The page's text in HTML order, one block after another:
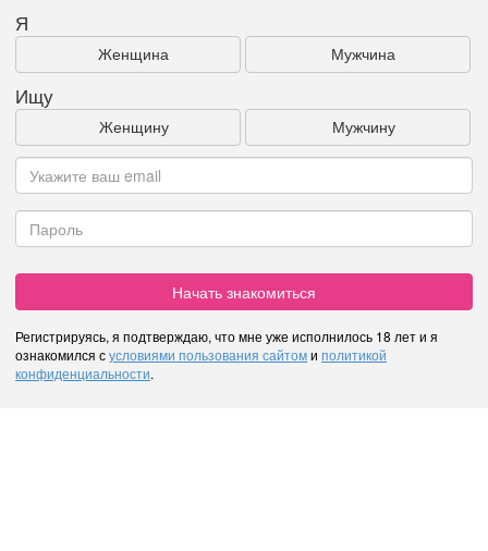
Я
Женщина Мужчина
Ищу
Женщину Мужчину
Начать знакомиться
Регистрируясь, я подтверждаю, что мне уже исполнилось 18 лет и я
ознакомился сусловиями пользования сайтоми политикой
конфиденциальности.